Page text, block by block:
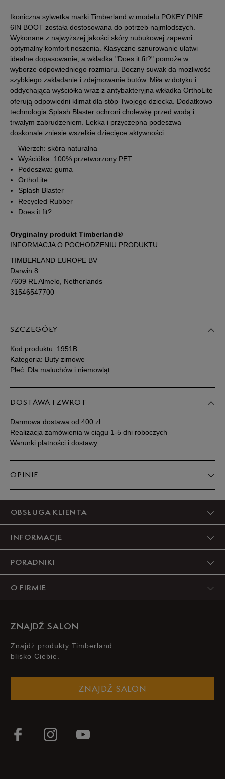
20,5 12 cm Powiadom o dostępności
21 12,5 cm Powiadom o dostępności
22 13 cm Powiadom o dostępności
22,5 13,5 cm Powiadom o dostępności
23 14 cm Powiadom o dostępności
23,5 14 cm
24 14,5 cm
25,5 15,5 cm Powiadom o dostępności
26
27 16,5 cm
28 17 cm
30 18,5 cm
Ikoniczna sylwetka marki Timberland w modelu POKEY PINE
6IN BOOT została dostosowana do potrzeb najmłodszych.
Wykonane z najwyższej jakości skóry nubukowej zapewni
optymalny komfort noszenia. Klasyczne sznurowanie ułatwi
idealne dopasowanie, a wkładka "Does it fit?" pomoże w
wyborze odpowiedniego rozmiaru. Boczny suwak da możliwość
szybkiego zakładanie i zdejmowanie butów. Miła w dotyku i
oddychająca wyściółka wraz z antybakteryjna wkładka OrthoLite
oferują odpowiedni klimat dla stóp Twojego dziecka. Dodatkowo
technologia Splash Blaster ochroni cholewkę przed wodą i
trwałym zabrudzeniem. Lekka i przyczepna podeszwa
doskonale zniesie wszelkie dziecięce aktywności.
Wierzch: skóra naturalna
Wyściółka: 100% przetworzony PET
Podeszwa: guma
OrthoLite
Splash Blaster
Recycled Rubber
Does it fit?
Oryginalny produkt Timberland®
INFORMACJA O POCHODZENIU PRODUKTU:
TIMBERLAND EUROPE BV
Darwin 8
7609 RL Almelo, Netherlands
31546547700
SZCZEGÓŁY
Kod produktu: 1951B
Kategoria: Buty zimowe
Płeć: Dla maluchów i niemowląt
DOSTAWA I ZWROT
Darmowa dostawa od 400 zł
Realizacja zamówienia w ciągu 1-5 dni roboczych
Warunki płatności i dostawy
OPINIE
OBSŁUGA KLIENTA
INFORMACJE
PORADNIKI
O FIRMIE
ZNAJDŹ SALON
Znajdż produkty Timberland
blisko Ciebie.
ZNAJDŹ SALON